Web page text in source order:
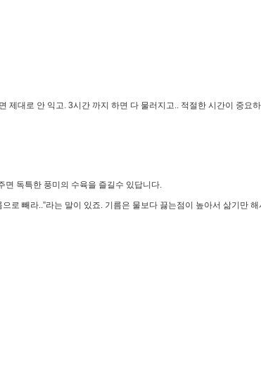
제대로 안 익고. 3시간 까지 하면 다 물러지고.. 적절한 시간이 중요
면 독특한 풍미의 수육을 즐길수 있답니다.
빼라..”라는 말이 있죠. 기름은 물보다 끓는점이 높아서 삶기만